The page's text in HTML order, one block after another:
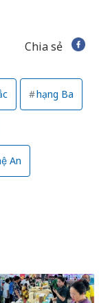
Chia sẻ
hạng Ba
An